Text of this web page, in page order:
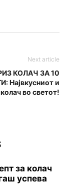
Next article
КОЛАЧ ЗА 10
Највкусниот и
во светот!
за колач
успева